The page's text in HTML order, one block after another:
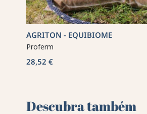
AGRITON - EQUIBIOME
Proferm
28,52 €
Descubra também 🌻